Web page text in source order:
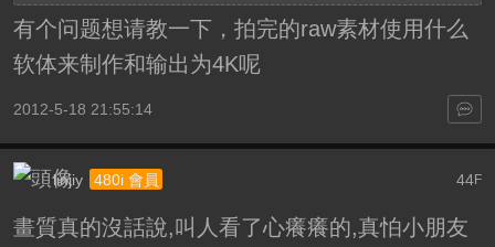
有个问题想请教一下，拍完的raw素材使用什么
软体来制作和输出为4K呢
2012-5-18 21:55:14
44F
linjiy 480i 會員
畫質真的沒話說,叫人看了心癢癢的,真怕小朋友